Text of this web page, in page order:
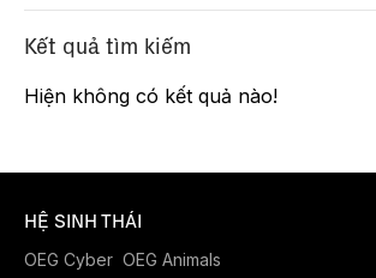
Kết quả tìm kiếm
Hiện không có kết quả nào!
HỆ SINH THÁI
OEG Cyber OEG Animals